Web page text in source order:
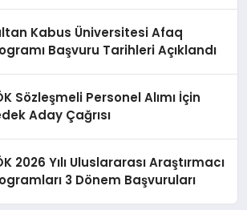
Kabus Üniversitesi Afaq
Başvuru Tarihleri Açıklandı
Sözleşmeli Personel Alımı İçin
Aday Çağrısı
2026 Yılı Uluslararası Araştırmacı
3 Dönem Başvuruları